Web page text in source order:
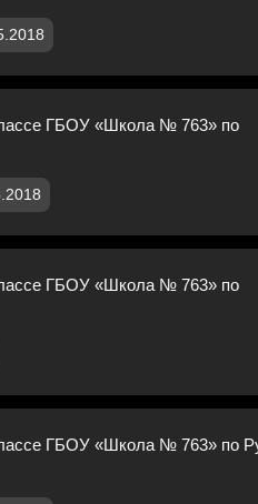
ГБОУ «Школа № 763» по
ГБОУ «Школа № 763» по
ГБОУ «Школа № 763» по